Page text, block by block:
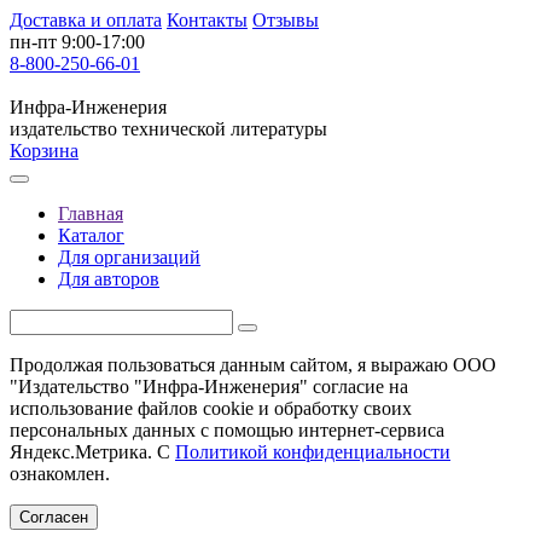
Доставка и оплата Контакты Отзывы
пн-пт 9:00-17:00
8-800-250-66-01
Инфра-Инженерия
издательство технической литературы
Корзина
Главная
Каталог
Для организаций
Для авторов
Продолжая пользоваться данным сайтом, я выражаю ООО
"Издательство "Инфра-Инженерия" согласие на
использование файлов cookie и обработку своих
персональных данных с помощью интернет-сервиса
Яндекс.Метрика. С Политикой конфиденциальности
ознакомлен.
Согласен